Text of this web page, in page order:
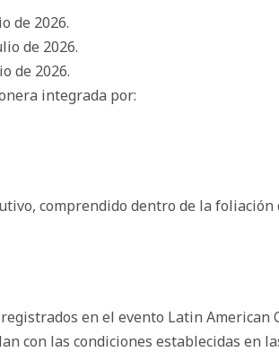
de 2026.
de 2026.
de 2026.
integrada por:
comprendido dentro de la foliación
en el evento Latin American
con las condiciones establecidas en